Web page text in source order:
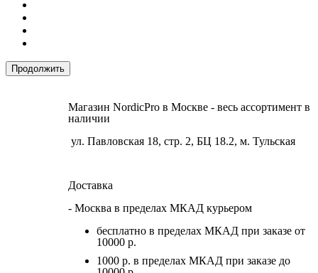
Продолжить
Магазин NordicPro в Москве - весь ассортимент в
наличии
ул. Павловская 18, стр. 2, БЦ 18.2, м. Тульская
Доставка
- Москва в пределах МКАД курьером
бесплатно в пределах МКАД при заказе от
10000 р.
1000 р. в пределах МКАД при заказе до